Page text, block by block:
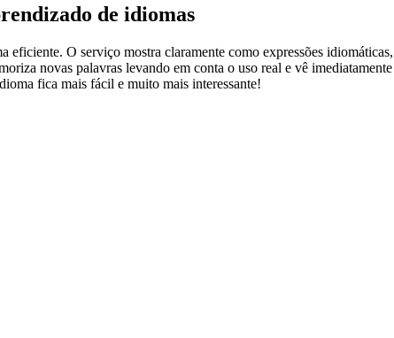
de idiomas
O serviço mostra claramente como expressões
novas palavras levando em conta o uso real e vê
fica mais fácil e muito mais interessante!